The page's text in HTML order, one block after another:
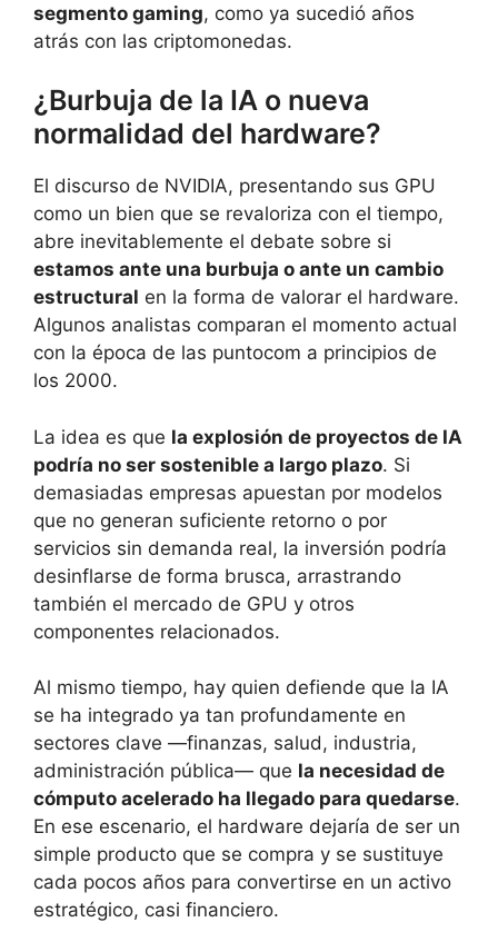
segmento gaming, como ya sucedió años
atrás con las criptomonedas.
¿Burbuja de la IA o nueva
normalidad del hardware?
El discurso de NVIDIA, presentando sus GPU
como un bien que se revaloriza con el tiempo,
abre inevitablemente el debate sobre si
estamos ante una burbuja o ante un cambio
estructural en la forma de valorar el hardware.
Algunos analistas comparan el momento actual
con la época de las puntocom a principios de
los 2000.
La idea es que la explosión de proyectos de IA
podría no ser sostenible a largo plazo. Si
demasiadas empresas apuestan por modelos
que no generan suficiente retorno o por
servicios sin demanda real, la inversión podría
desinflarse de forma brusca, arrastrando
también el mercado de GPU y otros
componentes relacionados.
Al mismo tiempo, hay quien defiende que la IA
se ha integrado ya tan profundamente en
sectores clave —finanzas, salud, industria,
administración pública— que la necesidad de
cómputo acelerado ha llegado para quedarse.
En ese escenario, el hardware dejaría de ser un
simple producto que se compra y se sustituye
cada pocos años para convertirse en un activo
estratégico, casi financiero.